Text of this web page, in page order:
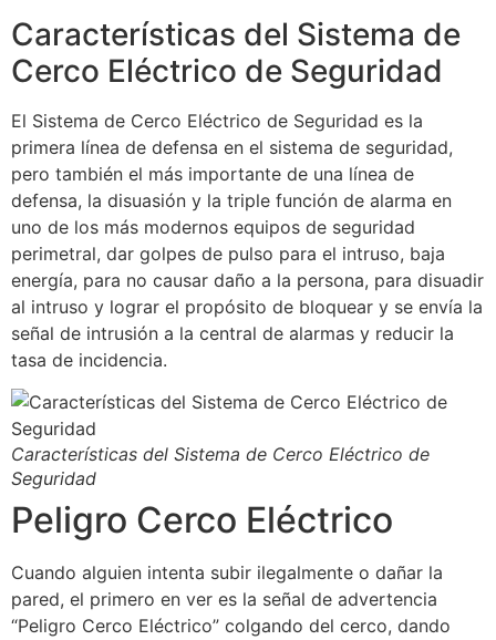
Características del Sistema de
Cerco Eléctrico de Seguridad
El Sistema de Cerco Eléctrico de Seguridad es la
primera línea de defensa en el sistema de seguridad,
pero también el más importante de una línea de
defensa, la disuasión y la triple función de alarma en
uno de los más modernos equipos de seguridad
perimetral, dar golpes de pulso para el intruso, baja
energía, para no causar daño a la persona, para disuadir
al intruso y lograr el propósito de bloquear y se envía la
señal de intrusión a la central de alarmas y reducir la
tasa de incidencia.
Características del Sistema de Cerco Eléctrico de
Seguridad
Peligro Cerco Eléctrico
Cuando alguien intenta subir ilegalmente o dañar la
pared, el primero en ver es la señal de advertencia
“Peligro Cerco Eléctrico” colgando del cerco, dando